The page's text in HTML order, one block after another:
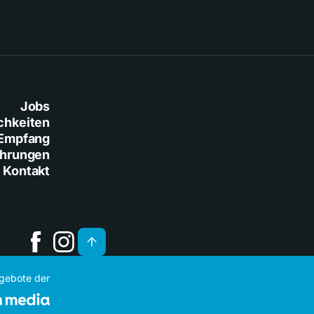
Jobs
Kontakt
der